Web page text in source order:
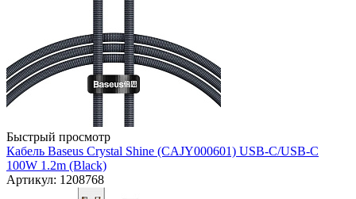
Быстрый просмотр
Кабель Baseus Crystal Shine (CAJY000601) USB-C/USB-C
100W 1.2m (Black)
Артикул: 1208768